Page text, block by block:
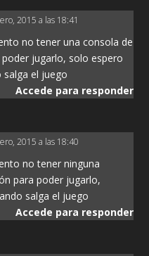
2015 a las 18:41
no tener una consola de
jugarlo, solo espero
salga el juego
Accede para responder
2015 a las 18:40
no tener ninguna
para poder jugarlo,
salga el juego
Accede para responder